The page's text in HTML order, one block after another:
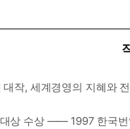
대작, 세계경영의 지혜와
상 수상 ―― 1997 한국번